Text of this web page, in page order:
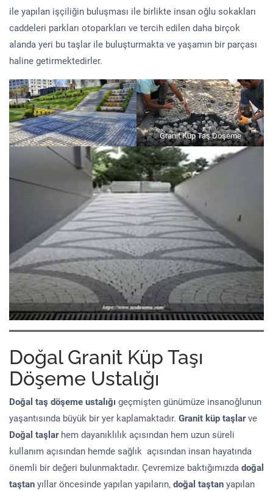
ile yapılan işçiliğin buluşması ile birlikte insan oğlu sokakları
caddeleri parkları otoparkları ve tercih edilen daha birçok
alanda yeri bu taşlar ile buluşturmakta ve yaşamın bir parçası
haline getirmektedirler.
Granit Küp Taş Döşeme
Doğal Granit Küp Taşı
Döşeme Ustalığı
Doğal taş döşeme ustalığı geçmişten günümüze insanoğlunun
yaşantısında büyük bir yer kaplamaktadır. Granit küp taşlarve
Doğal taşlar hem dayanıklılık açısından hem uzun süreli
kullanım açısından hemde sağlık açısından insan hayatında
önemli bir değeri bulunmaktadır. Çevremize baktığımızda doğal
taştan yıllar öncesinde yapılan yapıların, doğal taştan yapılan